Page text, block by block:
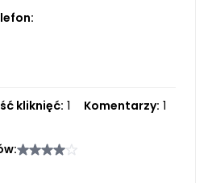
kliknięć: 1 Komentarzy: 1